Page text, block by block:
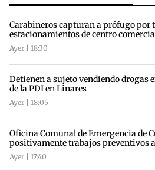
Carabineros capturan a prófugo por
estacionamientos de centro
Ayer | 18:30
Detienen a sujeto vendiendo drogas
de la PDI en Linares
Ayer | 18:05
Oficina Comunal de Emergencia de
positivamente trabajos preventivos
Ayer | 17:40